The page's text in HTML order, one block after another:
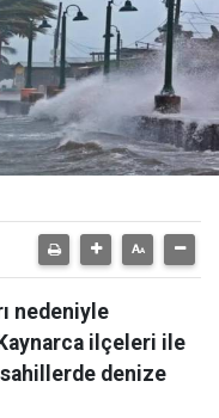
nedeniyle
ilçeleri ile
denize